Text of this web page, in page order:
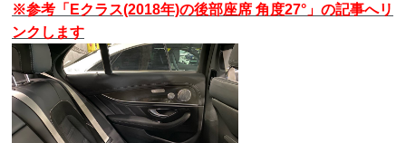
※参考「Eクラス(2018年)の後部座席 角度27°」の記事へリ
ンクします